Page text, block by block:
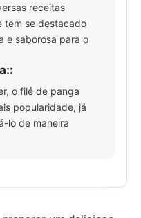
receitas
tem se destacado
e saborosa para o
:
o filé de panga
popularidade, já
lo de maneira